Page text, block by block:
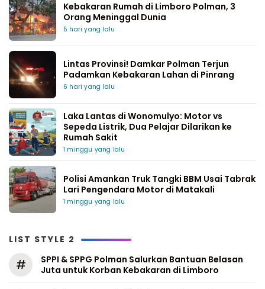
Kebakaran Rumah di Limboro Polman, 3
Orang Meninggal Dunia
5 hari yang lalu
Lintas Provinsi! Damkar Polman Terjun
Padamkan Kebakaran Lahan di Pinrang
6 hari yang lalu
Laka Lantas di Wonomulyo: Motor vs
Sepeda Listrik, Dua Pelajar Dilarikan ke
Rumah Sakit
1 minggu yang lalu
Polisi Amankan Truk Tangki BBM Usai Tabrak
Lari Pengendara Motor di Matakali
1 minggu yang lalu
LIST STYLE 2
#
SPPI & SPPG Polman Salurkan Bantuan Belasan
Juta untuk Korban Kebakaran di Limboro